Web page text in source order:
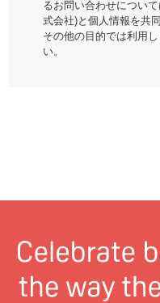
るお問い合わせについ
式会社)と個人情報を共
その他の目的では利用
い。